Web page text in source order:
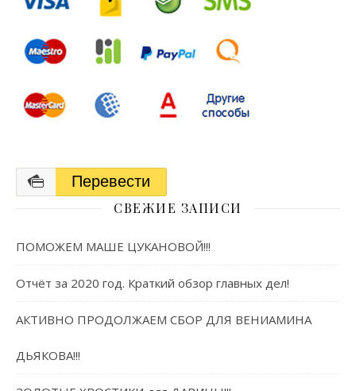
Перевести
СВЕЖИЕ ЗАПИСИ
ПОМОЖЕМ МАШЕ ЦУКАНОВОЙ!!!
Отчёт за 2020 год. Краткий обзор главных дел!
АКТИВНО ПРОДОЛЖАЕМ СБОР ДЛЯ ВЕНИАМИНА
ДЬЯКОВА!!!